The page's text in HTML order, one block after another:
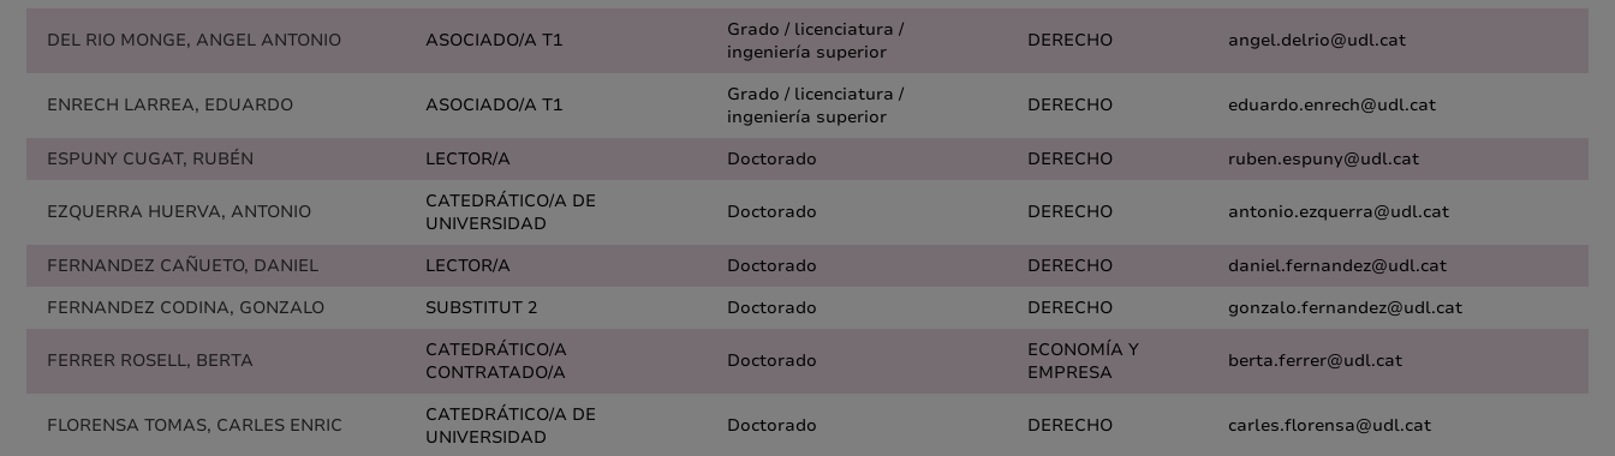
DEL RIO MONGE, ANGEL ANTONIO ASOCIADO/A T1
Grado / licenciatura /
ingeniería superior
DERECHO angel.delrio@udl.cat
ENRECH LARREA, EDUARDO ASOCIADO/A T1
Grado / licenciatura /
ingeniería superior
DERECHO eduardo.enrech@udl.cat
ESPUNY CUGAT, RUBÉN LECTOR/A Doctorado DERECHO ruben.espuny@udl.cat
EZQUERRA HUERVA, ANTONIO
CATEDRÁTICO/A DE
UNIVERSIDAD
Doctorado DERECHO antonio.ezquerra@udl.cat
FERNANDEZ CAÑUETO, DANIEL LECTOR/A Doctorado DERECHO
daniel.fernandez@udl.cat
FERNANDEZ CODINA, GONZALO
SUBSTITUT 2 Doctorado DERECHO gonzalo.fernandez@udl.cat
FERRER ROSELL, BERTA
CATEDRÁTICO/A
CONTRATADO/A
Doctorado
ECONOMÍA Y
EMPRESA
berta.ferrer@udl.cat
FLORENSA TOMAS, CARLES ENRIC
CATEDRÁTICO/A DE
UNIVERSIDAD
Doctorado DERECHO carles.florensa@udl.cat